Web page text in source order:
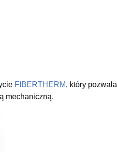
FIBERTHERM, który pozwala
mechaniczną.